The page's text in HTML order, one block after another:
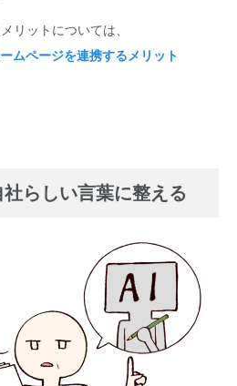
リットについては、
ムページを連携するメリット
らしい言葉に整える